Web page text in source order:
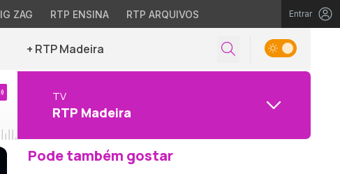
ZAG RTP ENSINA RTP ARQUIVOS Entrar
+ RTP Madeira
TV
RTP Madeira
Pode também gostar